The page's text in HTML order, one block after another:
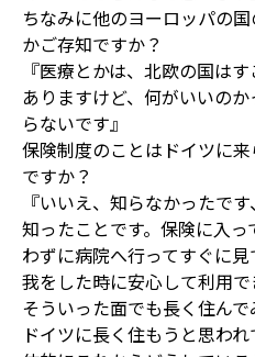
ちなみに他のヨーロッパの
かご存知ですか？
『医療とかは、北欧の国は
ありますけど、何がいいの
らないです』
保険制度のことはドイツに
ですか？
『いいえ、知らなかったで
知ったことです。保険に入
わずに病院へ行ってすぐに
我をした時に安心して利用で
そういった面でも長く住んで
ドイツに長く住もうと思わ